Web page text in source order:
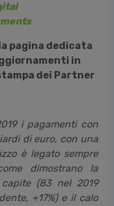
pagina dedicata
in
dei Partner
i pagamenti con
di euro, con una
è legato sempre
dimostrano la
(83 nel 2019
+17%) e il calo